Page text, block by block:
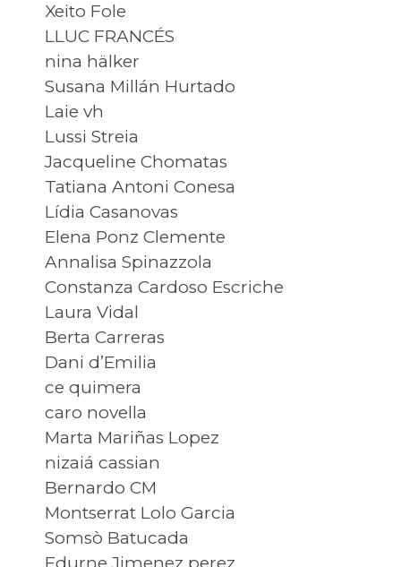
Xeito Fole
LLUC FRANCÉS
nina hälker
Susana Millán Hurtado
Laie vh
Lussi Streia
Jacqueline Chomatas
Tatiana Antoni Conesa
Lídia Casanovas
Elena Ponz Clemente
Annalisa Spinazzola
Constanza Cardoso Escriche
Laura Vidal
Berta Carreras
Dani d’Emilia
ce quimera
caro novella
Marta Mariñas Lopez
nizaiá cassian
Bernardo CM
Montserrat Lolo Garcia
Somsò Batucada